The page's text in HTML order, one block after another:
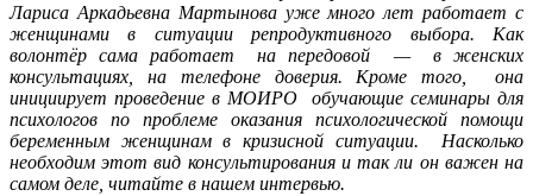
Лариса Аркадьевна Мартынова уже много лет работаетс
женщинами в ситуации репродуктивного выбора. Как
волонтёр сама работает на передовой — в женских
консультациях, на телефоне доверия. Кроме того, она
инициирует проведение в МОИРО обучающие семинары для
психологов по проблеме оказания психологической помощи
беременным женщинам в кризисной ситуации. Насколько
необходим этот вид консультирования и так ли он важен на
самом деле, читайте в нашем интервью.